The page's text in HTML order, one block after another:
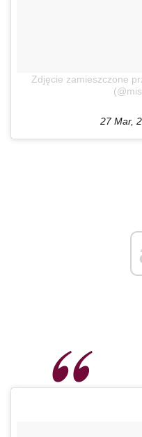
Zdjęcie zamieszczone
27 Mar,